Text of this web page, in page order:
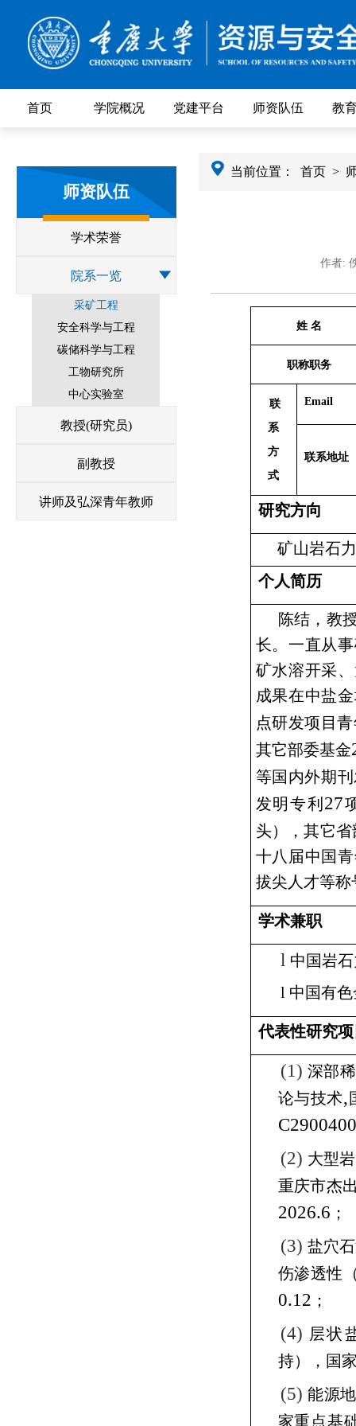
首页 学院概况 党建平台 师资队伍 教
师资队伍
学术荣誉
院系一览
采矿工程
安全科学与工程
碳储科学与工程
工物研究所
中心实验室
教授(研究员)
副教授
讲师及弘深青年教师
当前位置： 首页 >
作者:
姓 名
职称职务
联
系
方
式
Email
联系地址
研究方向
矿山岩石
个人简历
陈结，教
长。一直从
矿水溶开采
成果在中盐
点研发项目
其它部委基金
等国内外期
发明专利 27
头），其它
十八届中国
拔尖人才等称
学术兼职
l 中国岩
l 中国有
代表性研究
(1) 深部
论与技术,
(2) 大型
重庆市杰
2026.6 ；
(3) 盐穴
伤渗透性
0.12 ；
(4) 层状
持），国
(5) 能源
家重点基